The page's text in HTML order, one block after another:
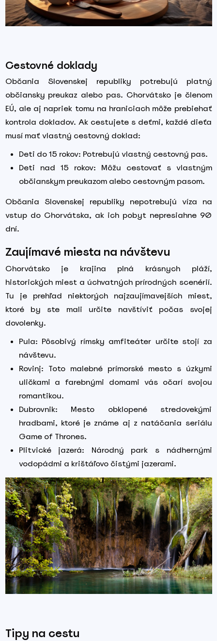
Cestovné doklady
Občania Slovenskej republiky potrebujú platný
občiansky preukaz alebo pas. Chorvátsko je členom
EÚ, ale aj napriek tomu na hraniciach môže prebiehať
kontrola dokladov. Ak cestujete s deťmi, každé dieťa
musí mať vlastný cestovný doklad:
Deti do 15 rokov: Potrebujú vlastný cestovný pas.
Deti nad 15 rokov: Môžu cestovať s vlastným
občianskym preukazom alebo cestovným pasom.
Občania Slovenskej republiky nepotrebujú víza na
vstup do Chorvátska, ak ich pobyt nepresiahne 90
dní.
Zaujímavé miesta na návštevu
Chorvátsko je krajina plná krásnych pláží,
historických miest a úchvatných prírodných scenérií.
Tu je prehľad niektorých najzaujímavejších miest,
ktoré by ste mali určite navštíviť počas svojej
dovolenky.
Pula: Pôsobivý rímsky amfiteáter určite stojí za
návštevu.
Rovinj: Toto malebné prímorské mesto s úzkymi
uličkami a farebnými domami vás očarí svojou
romantikou.
Dubrovnik: Mesto obklopené stredovekými
hradbami, ktoré je známe aj z natáčania seriálu
Game of Thrones.
Plitvické jazerá: Národný park s nádhernými
vodopádmi a krištáľovo čistými jazerami.
Tipy na cestu